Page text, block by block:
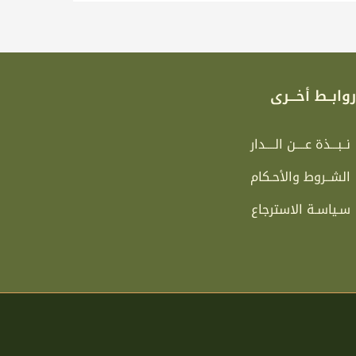
روابــط أخـــرى
نــبـــذة عــــن الــــدار
الشــروط والأحـكام
سـياسـة الاسترجاع